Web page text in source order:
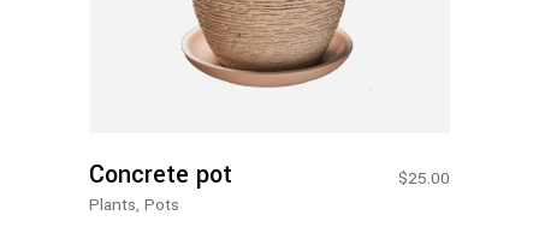
Concrete pot $25.00
Plants, Pots